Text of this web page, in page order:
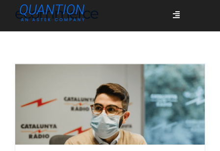
Toggle
Quiénes somos
Casos de éxito
ecommerce